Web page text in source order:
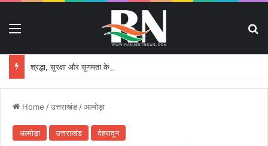
Home /उत्तराखंड /अल्मोड़ा
अल्मोड़ा उत्तराखंड देहरादून